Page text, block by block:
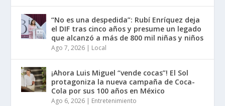
“No es una despedida”: Rubí Enríquez deja
el DIF tras cinco años y presume un legado
que alcanzó a más de 800 mil niñas y niños
Ago 7, 2026 | Local
¡Ahora Luis Miguel “vende cocas”! El Sol
protagoniza la nueva campaña de Coca-
Cola por sus 100 años en México
Ago 6, 2026 | Entretenimiento